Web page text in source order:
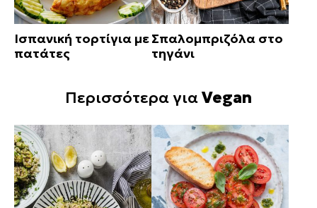
Ισπανική τορτίγια με
πατάτες
Σπαλομπριζόλα στο
τηγάνι
Περισσότερα γιαVegan